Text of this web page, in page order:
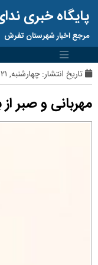
پایگاه خبری
مرجع اخبار شهرستان تفرش
تاریخ انتشار:چهارشنبه, ۲۱ خرداد ۱۴۰۴ ساعت:8:49
مهربانی و صبر